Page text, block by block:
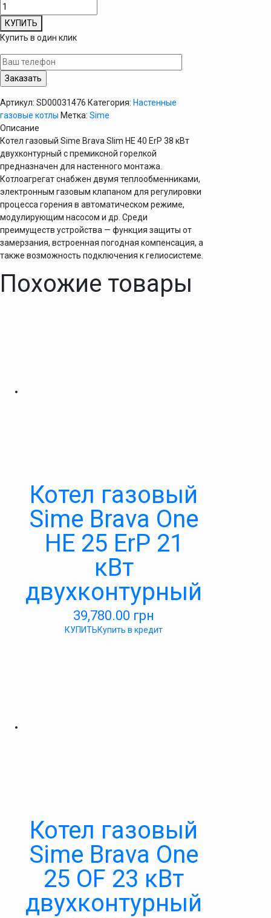
Количество
товара
Котел
газовый
Sime
Brava
Slim
40
ErP
38
кВт
двухконтурный
КУПИТЬ
Купить в один клик
Артикул: SD00031476 Категория: Настенные
газовые котлы Метка: Sime
Описание
Котел газовый Sime Brava Slim HE 40 ErP 38 кВт
двухконтурный с премиксной горелкой
предназначен для настенного монтажа.
Котлоагрегат снабжен двумя теплообменниками,
электронным газовым клапаном для регулировки
процесса горения в автоматическом режиме,
модулирующим насосом и др. Среди
преимуществ устройства — функция защиты от
замерзания, встроенная погодная компенсация, а
также возможность подключения к гелиосистеме.
Похожие товары
Котел газовый
Sime Brava One
HE 25 ErP 21
кВт
двухконтурный
39,780.00 грн
КУПИТЬКупить в кредит
Котел газовый
Sime Brava One
25 OF 23 кВт
двухконтурный